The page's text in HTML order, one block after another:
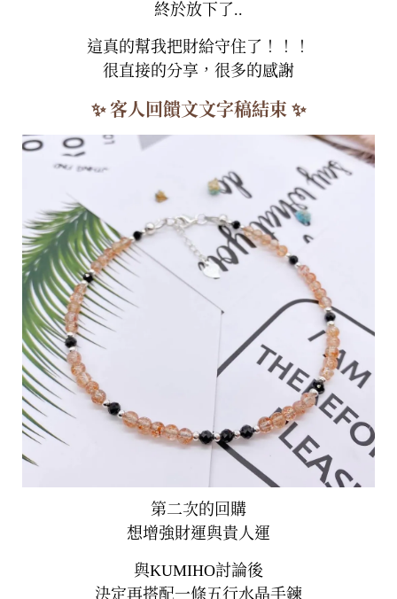
終於放下了..
這真的幫我把財給守住了！！！
很直接的分享，很多的感謝
✨ 客人回饋文文字稿結束 ✨
第二次的回購
想增強財運與貴人運
與KUMIHO討論後
決定再搭配一條五行水晶手鍊